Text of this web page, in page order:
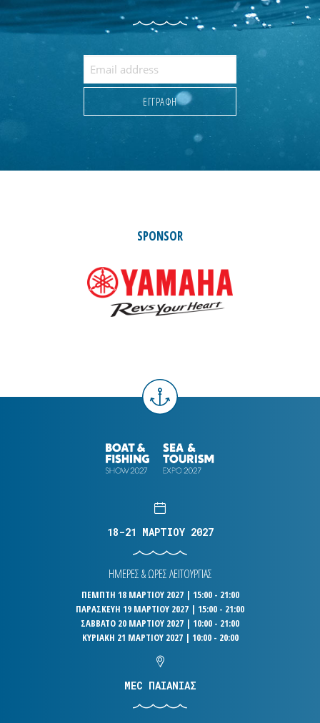
SPONSOR
18-21 ΜΑΡΤΙΟΥ 2027
ΗΜΕΡΕΣ & ΩΡΕΣ ΛΕΙΤΟΥΡΓΙΑΣ
ΠΕΜΠΤΗ 18 ΜΑΡΤΙΟΥ 2027 | 15:00 - 21:00
ΠΑΡΑΣΚΕΥΗ 19 ΜΑΡΤΙΟΥ 2027 | 15:00 - 21:00
ΣΑΒΒΑΤΟ 20 ΜΑΡΤΙΟΥ 2027 | 10:00 - 21:00
ΚΥΡΙΑΚΗ 21 ΜΑΡΤΙΟΥ 2027 | 10:00 - 20:00
MEC ΠΑΙΑΝΙΑΣ